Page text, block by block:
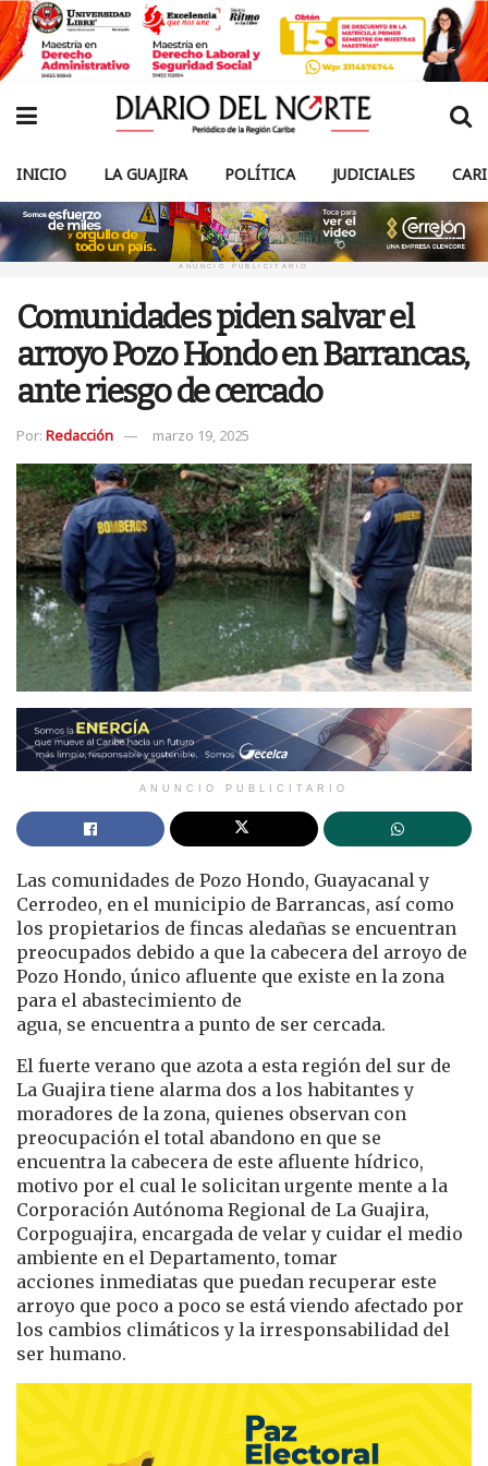
INICIO LA GUAJIRA POLÍTICA JUDICIALES
ANUNCIO PUBLICITARIO
Comunidades piden salvar el
arroyo Pozo Hondo en Barrancas,
ante riesgo de cercado
Por: Redacción marzo 19, 2025
ANUNCIO PUBLICITARIO
Las comunidades de Pozo Hondo, Guayacanal y
Cerrodeo, en el municipio de Barrancas, así como
los propietarios de fincas aledañas se encuentran
preocupados debido a que la cabecera del arroyo de
Pozo Hondo, único afluente que existe en la zona
para el abastecimiento de
agua, se encuentra a punto de ser cercada.
El fuerte verano que azota a esta región del sur de
La Guajira tiene alarma dos a los habitantes y
moradores de la zona, quienes observan con
preocupación el total abandono en que se
encuentra la cabecera de este afluente hídrico,
motivo por el cual le solicitan urgente mente a la
Corporación Autónoma Regional de La Guajira,
Corpoguajira, encargada de velar y cuidar el medio
ambiente en el Departamento, tomar
acciones inmediatas que puedan recuperar este
arroyo que poco a poco se está viendo afectado por
los cambios climáticos y la irresponsabilidad del
ser humano.